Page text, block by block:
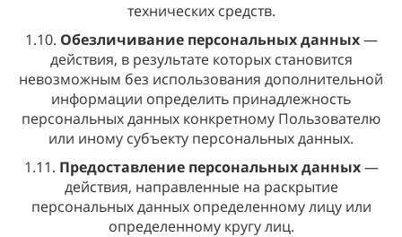
технических средств.
1.10. Обезличивание персональных данных—
действия, в результате которых становится
невозможным без использования дополнительной
информации определить принадлежность
персональных данных конкретному Пользователю
или иному субъекту персональных данных.
1.11. Предоставление персональных данных—
действия, направленные на раскрытие
персональных данных определенному лицу или
определенному кругу лиц.